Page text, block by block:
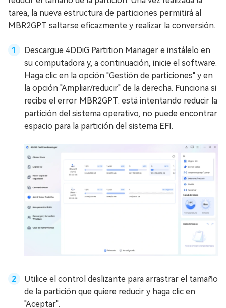
tarea, la nueva estructura de particiones permitirá al
MBR2GPT saltarse eficazmente y realizar la conversión.
Descargue 4DDiG Partition Manager e instálelo en
su computadora y, a continuación, inicie el software.
Haga clic en la opción "Gestión de particiones" y en
la opción "Ampliar/reducir" de la derecha. Funciona si
recibe el error MBR2GPT: está intentando reducir la
partición del sistema operativo, no puede encontrar
espacio para la partición del sistema EFI.
Utilice el control deslizante para arrastrar el tamaño
de la partición que quiere reducir y haga clic en
"Aceptar".